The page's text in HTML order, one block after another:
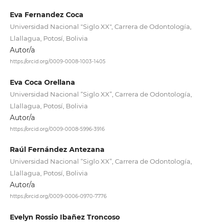
Eva Fernandez Coca
Universidad Nacional "Siglo XX", Carrera de Odontología,
Llallagua, Potosí, Bolivia
Autor/a
https://orcid.org/0009-0008-1003-1405
Eva Coca Orellana
Universidad Nacional “Siglo XX”, Carrera de Odontología,
Llallagua, Potosí, Bolivia
Autor/a
https://orcid.org/0009-0008-5996-3916
Raúl Fernández Antezana
Universidad Nacional “Siglo XX”, Carrera de Odontología,
Llallagua, Potosí, Bolivia
Autor/a
https://orcid.org/0009-0006-0970-7776
Evelyn Rossio Ibañez Troncoso